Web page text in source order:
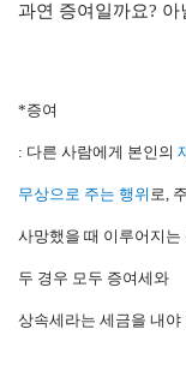
과연 증여일까요? 아
*증여
: 다른 사람에게 본인의
무상으로 주는 행위 로,
사망했을 때 이루어지는
두 경우 모두 증여세와
상속세라는 세금을 내야